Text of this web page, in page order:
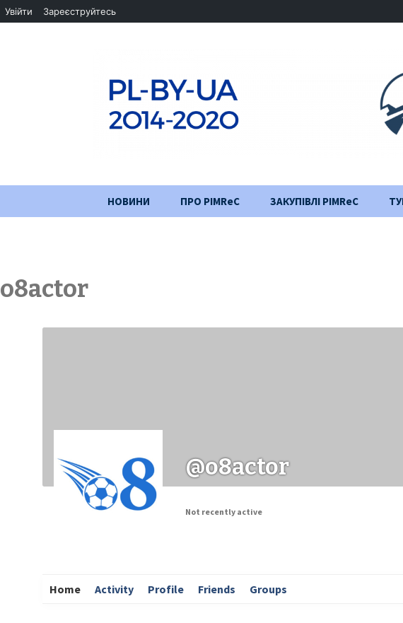
НОВИНИ ПРО PIMReC
Заходи
ЗАКУПІВЛІ PIMReC
o8actor
@o8actor
Not recently active
Home Activity Profile Friends Groups
Увійти Зареєструйтесь